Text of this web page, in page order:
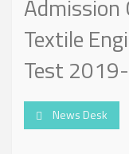
Admission
Textile
Test
News Desk